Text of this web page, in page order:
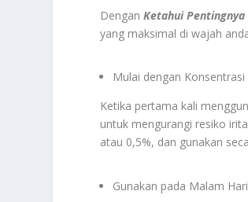
DenganKetahui
yang maksimal di wajah
Mulai dengan Konsentrasi
Ketika pertama kali
untuk mengurangi resiko
atau 0,5%, dan gunakan
Gunakan pada Malam Hari